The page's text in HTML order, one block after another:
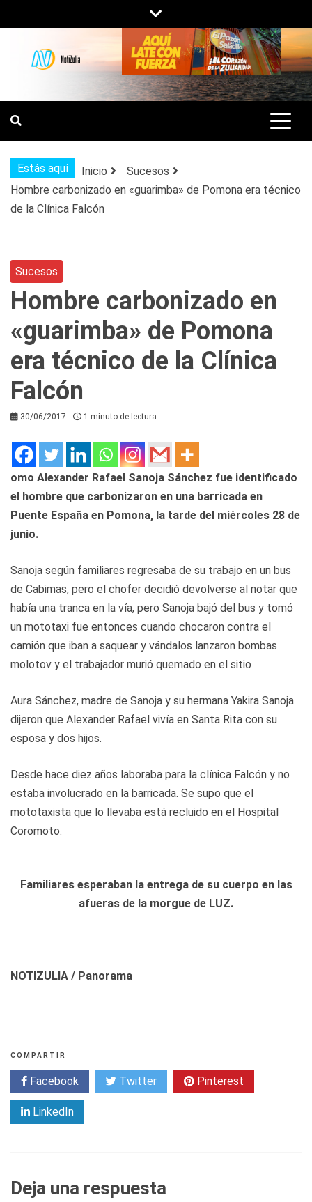
al
contenido
NOTIZULIA
NOTICIAS DEL ZULIA, VENEZUELA Y
DE INTERÉS GENERAL.
Estás aquí Inicio
Sucesos
Hombre carbonizado en «guarimba» de Pomona era técnico
de la Clínica Falcón
Sucesos
Hombre carbonizado en
«guarimba» de Pomona
era técnico de la Clínica
Falcón
30/06/2017 1 minuto de lectura
omo Alexander Rafael Sanoja Sánchez fue identificado
el hombre que carbonizaron en una barricada en
Puente España en Pomona, la tarde del miércoles 28 de
junio.
Sanoja según familiares regresaba de su trabajo en un bus
de Cabimas, pero el chofer decidió devolverse al notar que
había una tranca en la vía, pero Sanoja bajó del bus y tomó
un mototaxi fue entonces cuando chocaron contra el
camión que iban a saquear y vándalos lanzaron bombas
molotov y el trabajador murió quemado en el sitio
Aura Sánchez, madre de Sanoja y su hermana Yakira Sanoja
dijeron que Alexander Rafael vivía en Santa Rita con su
esposa y dos hijos.
Desde hace diez años laboraba para la clínica Falcón y no
estaba involucrado en la barricada. Se supo que el
mototaxista que lo llevaba está recluido en el Hospital
Coromoto.
Familiares esperaban la entrega de su cuerpo en las
afueras de la morgue de LUZ.
NOTIZULIA / Panorama
COMPARTIR
Facebook Twitter Pinterest
LinkedIn
Deja una respuesta